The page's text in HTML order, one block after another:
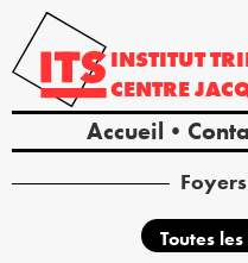
INSTITUT
CENTRE
Accueil